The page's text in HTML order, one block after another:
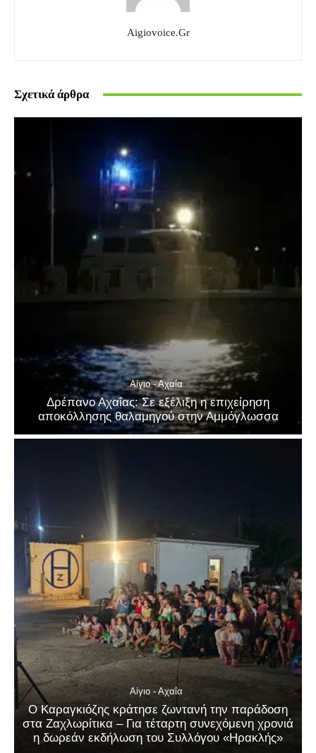
Aigiovoice.gr
Σχετικά άρθρα
Αίγιο - Αχαΐα
Δρέπανο Αχαΐας: Σε εξέλιξη η επιχείρηση
αποκόλλησης θαλαμηγού στην Αμμόγλωσσα
Αίγιο - Αχαΐα
Ο Καραγκιόζης κράτησε ζωντανή την παράδοση
στα Ζαχλωρίτικα – Για τέταρτη συνεχόμενη χρονιά
η δωρεάν εκδήλωση του Συλλόγου «Ηρακλής»